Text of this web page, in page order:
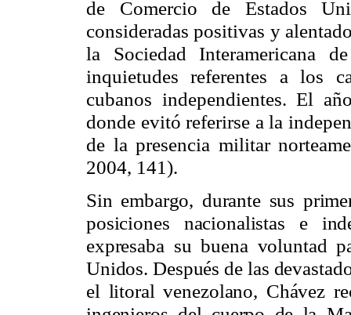
de Comercio de Estados
consideradas positivas y
la Sociedad Interamericana
inquietudes referentes a los
cubanos independientes. El
donde evitó referirse a la
de la presencia militar
2004, 141).
Sin embargo, durante sus
posiciones nacionalistas e
expresaba su buena voluntad
Unidos. Después de las
el litoral venezolano, Chávez